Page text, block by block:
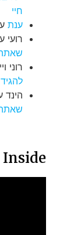
חיי
ענת
רועי
רוני
הינד
Inside